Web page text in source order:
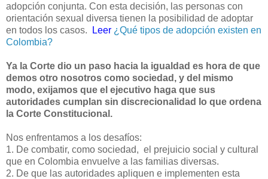
adopción conjunta. Con esta decisión, las personas con
orientación sexual diversa tienen la posibilidad de adoptar
en todos los casos.
Leer ¿Qué tipos de adopción existen en
Colombia?
Ya la Corte dio un paso hacia la igualdad es hora de que
demos otro nosotros como sociedad, y del mismo
modo, exijamos que el ejecutivo haga que sus
autoridades cumplan sin discrecionalidad lo que ordena
la Corte Constitucional.
Nos enfrentamos a los desafíos:
1. De combatir, como sociedad, el prejuicio social y cultural
que en Colombia envuelve a las familias diversas.
2. De que las autoridades apliquen e implementen esta